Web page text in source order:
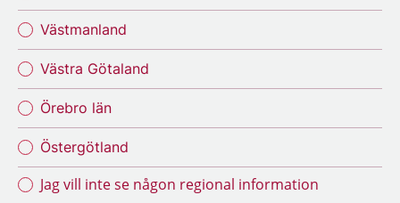
Västmanland
Västra Götaland
Örebro län
Östergötland
Jag vill inte se någon regional information